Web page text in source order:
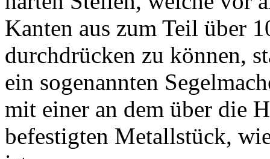
Kanten aus zum Teil über
durchdrücken zu können,
ein sogenannten
mit einer an dem über die
befestigten Metallstück,